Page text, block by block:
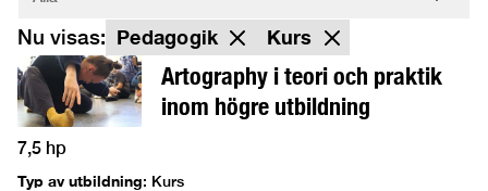
Nu visas: Pedagogik Kurs
Artography i teori och praktik
inom högre utbildning
7,5 hp
Typ av utbildning: Kurs